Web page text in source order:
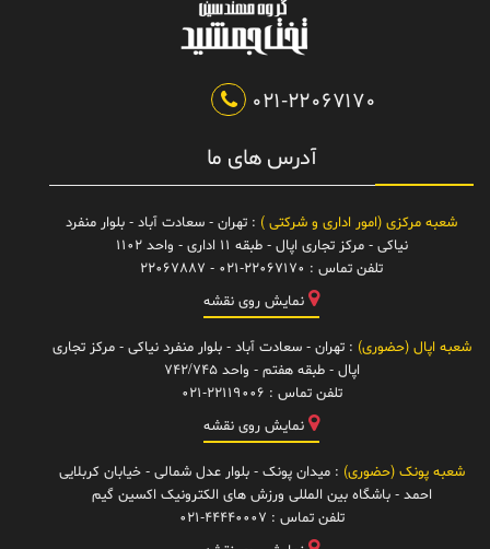
021-22067170
آدرس های ما
شعبه مرکزی (امور اداری و شرکتی ) : تهران - سعادت آباد - بلوار منفرد
نیاکی - مرکز تجاری اپال - طبقه 11 اداری - واحد 1102
تلفن تماس : 021-22067170 - 22067887
نمایش روی نقشه
شعبه اپال (حضوری) : تهران - سعادت آباد - بلوار منفرد نیاکی - مرکز تجاری
اپال - طبقه هفتم - واحد 742/745
تلفن تماس : 021-22119006
نمایش روی نقشه
شعبه پونک (حضوری) : میدان پونک - بلوار عدل شمالی - خیابان کربلایی
احمد - باشگاه بین المللی ورزش های الکترونیک اکسین گیم
تلفن تماس : 021-44440007